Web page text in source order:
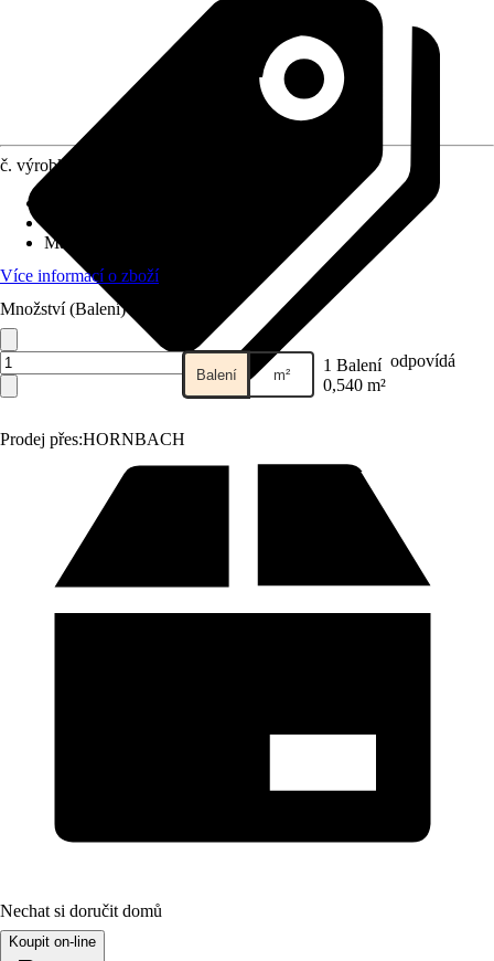
Prodej přes:HORNBACH
č. výrobku
Materiál
Více informací o zboží
Množství (Balení)
Balení m² 1 Balení odpovídá
0,540 m²
Nechat si doručit domů
Koupit on-line